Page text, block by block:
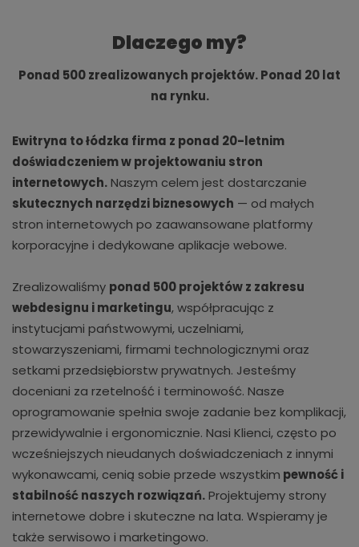
wewnętrzne wtyczki do systemów Klienta
Jest to kompleksowe podejście.
Dlaczego my?
Ponad 500 zrealizowanych projektów. Ponad 20 lat
na rynku.
Ewitryna to łódzka firma z ponad 20-letnim
doświadczeniem w projektowaniu stron
internetowych.Naszym celem jest dostarczanie
skutecznych narzędzi biznesowych — od małych
stron internetowych po zaawansowane platformy
korporacyjne i dedykowane aplikacje webowe.
Zrealizowaliśmy ponad 500 projektów z zakresu
webdesignu i marketingu, współpracując z
instytucjami państwowymi, uczelniami,
stowarzyszeniami, firmami technologicznymi oraz
setkami przedsiębiorstw prywatnych. Jesteśmy
doceniani za rzetelność i terminowość. Nasze
oprogramowanie spełnia swoje zadanie bez komplikacji,
przewidywalnie i ergonomicznie. Nasi Klienci, często po
wcześniejszych nieudanych doświadczeniach z innymi
wykonawcami, cenią sobie przede wszystkim pewność i
stabilność naszych rozwiązań.Projektujemy strony
internetowe dobre i skuteczne na lata. Wspieramy je
także serwisowo i marketingowo.